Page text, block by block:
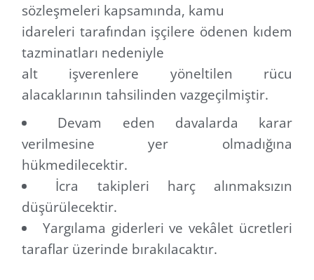
sözleşmeleri kapsamında, kamu
idareleri tarafından işçilere ödenen kıdem
tazminatları nedeniyle
alt işverenlere yöneltilen rücu
alacaklarının tahsilinden vazgeçilmiştir.
Devam eden davalarda karar
verilmesine yer olmadığına
hükmedilecektir.
İcra takipleri harç alınmaksızın
düşürülecektir.
Yargılama giderleri ve vekâlet ücretleri
taraflar üzerinde bırakılacaktır.